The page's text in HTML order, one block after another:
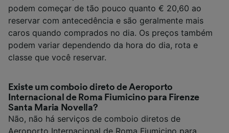
podem começar de tão pouco quanto € 20,60 ao
reservar com antecedência e são geralmente mais
caros quando comprados no dia. Os preços também
podem variar dependendo da hora do dia, rota e
classe que você reservar.
Existe um comboio direto de Aeroporto
Internacional de Roma Fiumicino para Firenze
Santa Maria Novella?
Não, não há serviços de comboio diretos de
Aeroporto Internacional de Roma Fiumicino para